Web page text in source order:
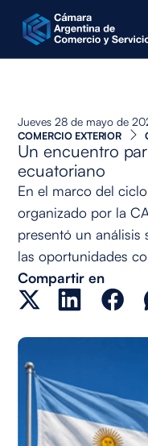
CONTACTO
Jueves 28 de mayo de
COMERCIO EXTERIOR
Un encuentro
ecuatoriano
En el marco del
organizado por la
presentó un
las oportunidades
Compartir en